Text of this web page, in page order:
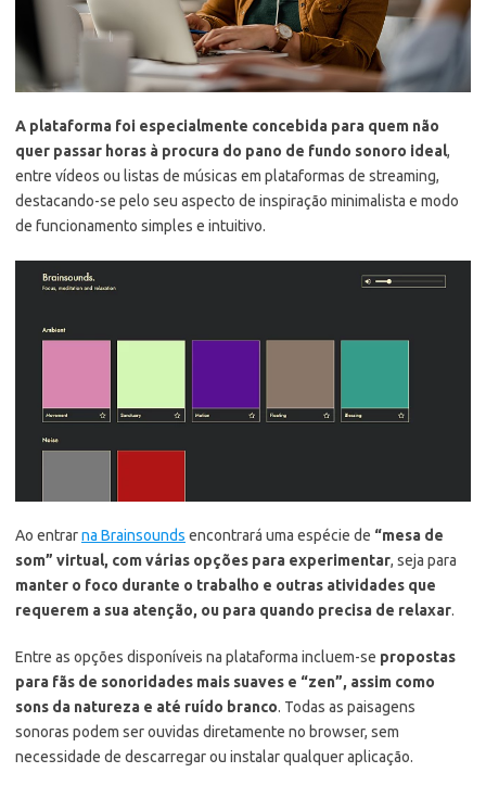
A plataforma foi especialmente concebida para quem não
quer passar horas à procura do pano de fundo sonoro ideal,
entre vídeos ou listas de músicas em plataformas de streaming,
destacando-se pelo seu aspecto de inspiração minimalista e modo
de funcionamento simples e intuitivo.
Ao entrarna Brainsounds encontrará uma espécie de “mesa de
som” virtual, com várias opções para experimentar, seja para
manter o foco durante o trabalho e outras atividades que
requerem a sua atenção, ou para quando precisa de relaxar.
Entre as opções disponíveis na plataforma incluem-se propostas
para fãs de sonoridades mais suaves e “zen”, assim como
sons da natureza e até ruído branco. Todas as paisagens
sonoras podem ser ouvidas diretamente no browser, sem
necessidade de descarregar ou instalar qualquer aplicação.